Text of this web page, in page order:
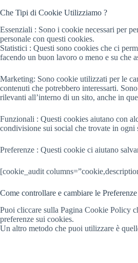
Che Tipi di Cookie Utilizziamo ?
Essenziali : Sono i cookie necessari per
personale con questi cookies.
Statistici : Questi sono cookies che ci
facendo un buon lavoro o meno e su che
Marketing: Sono cookie utilizzati per le
contenuti che potrebbero interessarti.
rilevanti all’interno di un sito, anche in
Funzionali : Questi cookies aiutano con
condivisione sui social che trovate in ogni
Preferenze : Questi cookie ci aiutano
[cookie_audit
Come controllare e cambiare le
Puoi cliccare sulla Pagina Cookie Policy
preferenze sui cookies.
Un altro metodo che puoi utilizzare è